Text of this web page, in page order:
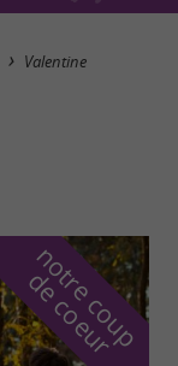
Masquer la carte
Valentine
n
o
t
r
e
c
o
u
p
d
e
c
o
e
u
r